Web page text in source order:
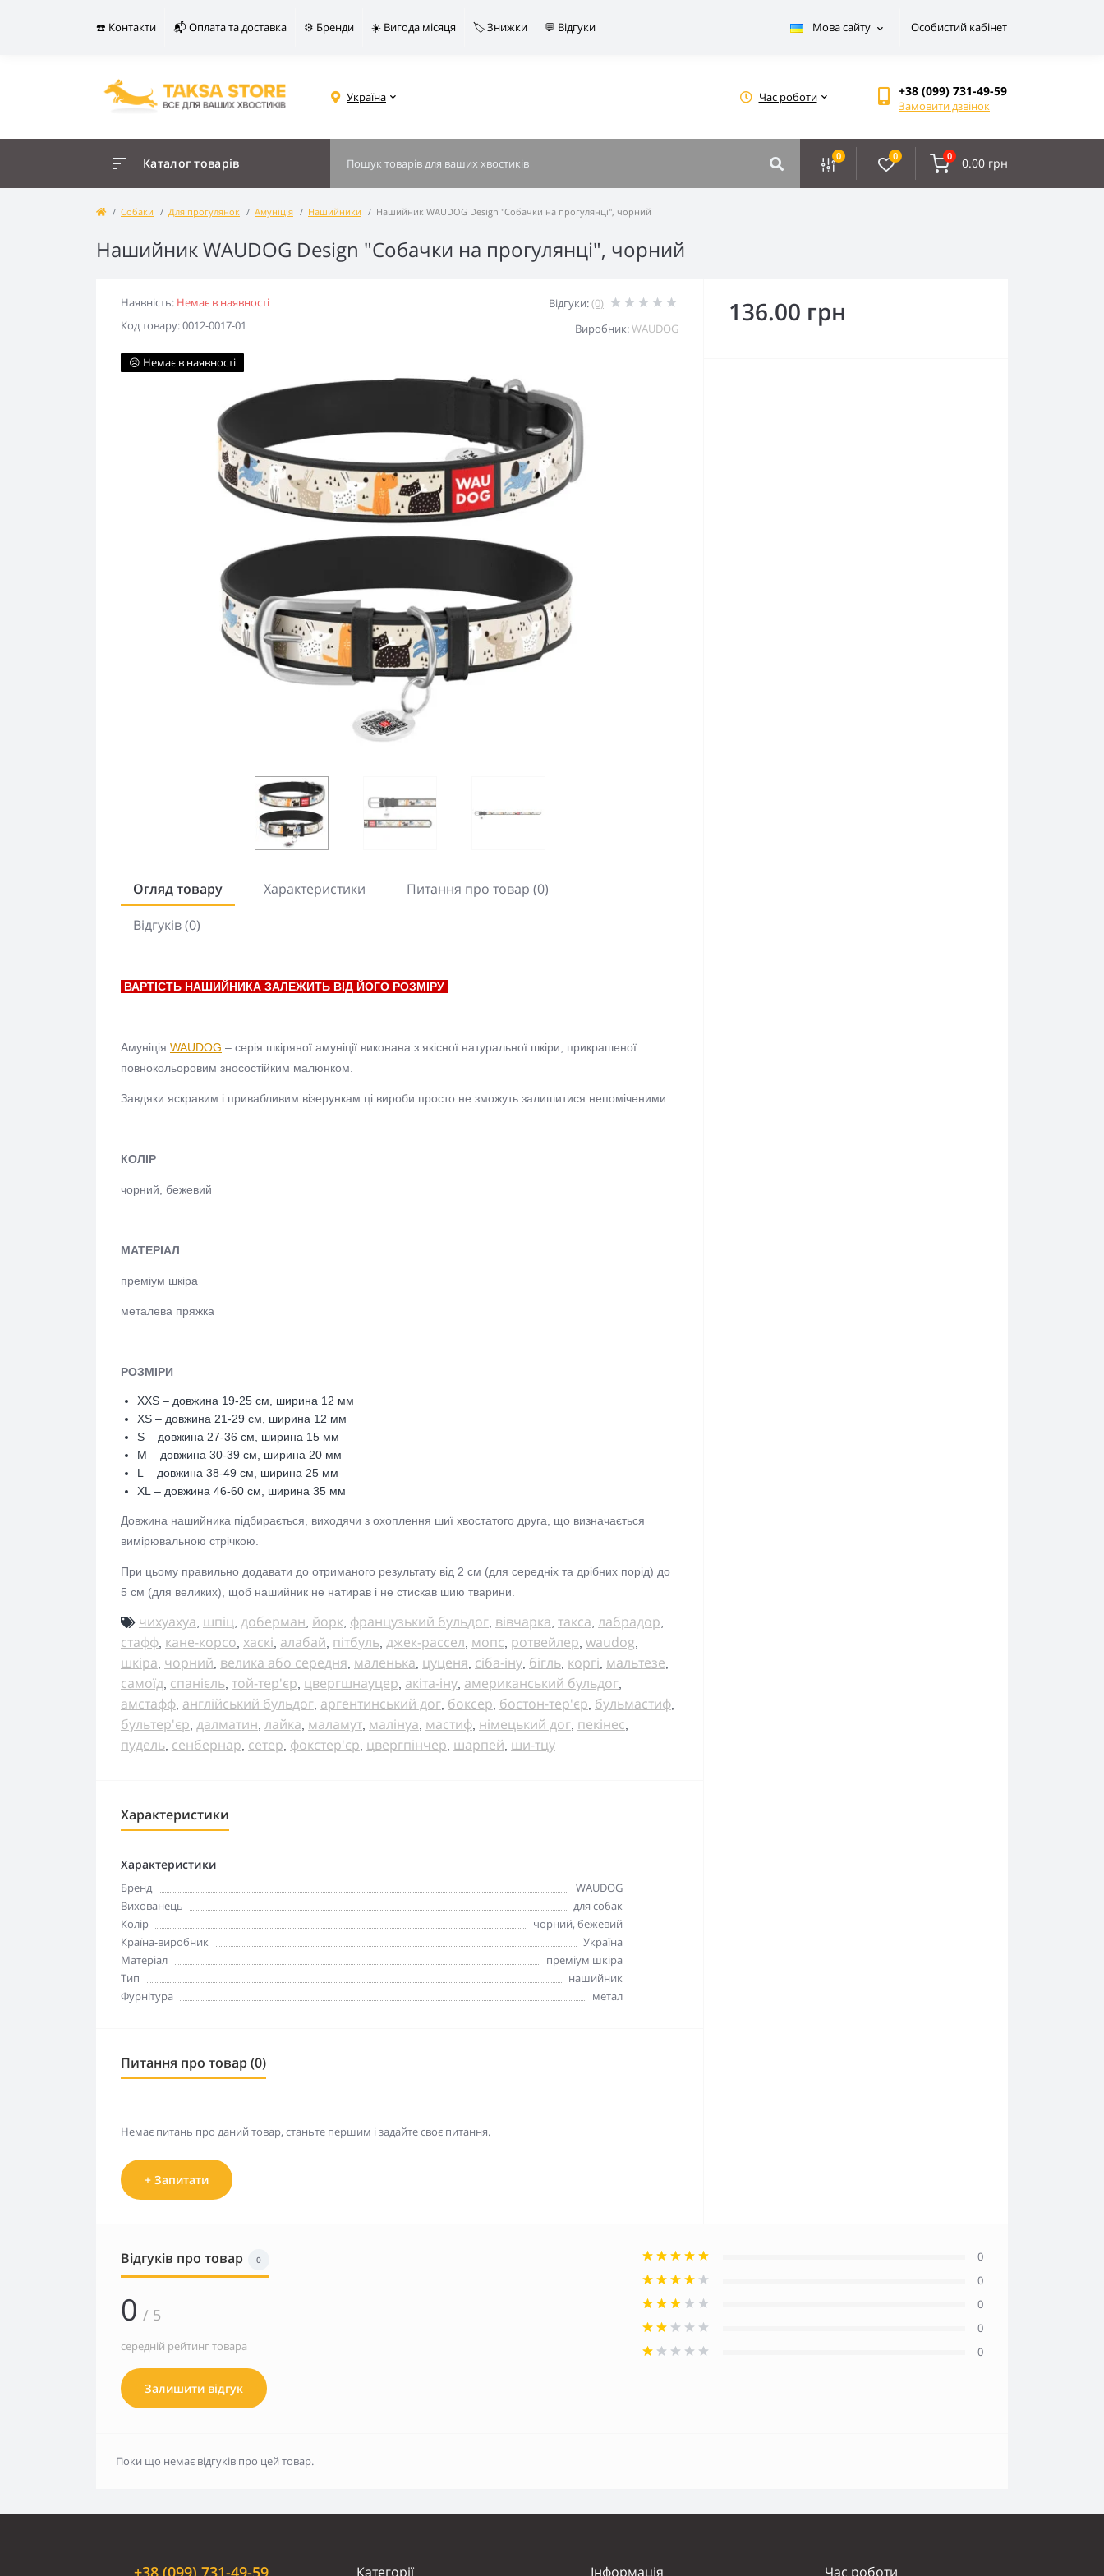
☎️ Контакти 📬 Оплата та доставка ⚙️ Бренди ☀️ Вигода місяця 🏷️ Знижки 💬 Відгуки Мова сайту Особистий кабінет
Україна Час роботи +38 (099) 731-49-59
Замовити дзвінок
Каталог товарів 0 0 0 0.00 грн
Собаки Для прогулянок Амуніція Нашийники Нашийник WAUDOG Design "Собачки на прогулянці", чорний
Нашийник WAUDOG Design "Собачки на прогулянці", чорний
Наявність: Немає в наявності
Код товару: 0012-0017-01
Відгуки:(0)
Виробник:WAUDOG
😢 Немає в наявності
Огляд товару Характеристики
Питання про товар (0)
Відгуків (0)
ВАРТІСТЬ НАШИЙНИКА ЗАЛЕЖИТЬ ВІД ЙОГО РОЗМІРУ
Амуніція WAUDOG – серія шкіряної амуніції виконана з якісної натуральної шкіри, прикрашеної
повнокольоровим зносостійким малюнком.
Завдяки яскравим і привабливим візерункам ці вироби просто не зможуть залишитися непоміченими.
КОЛІР
чорний, бежевий
МАТЕРІАЛ
преміум шкіра
металева пряжка
РОЗМІРИ
XXS – довжина 19-25 см, ширина 12 мм
XS – довжина 21-29 см, ширина 12 мм
S – довжина 27-36 см, ширина 15 мм
M – довжина 30-39 см, ширина 20 мм
L – довжина 38-49 см, ширина 25 мм
XL – довжина 46-60 см, ширина 35 мм
Довжина нашийника підбирається, виходячи з охоплення шиї хвостатого друга, що визначається
вимірювальною стрічкою.
При цьому правильно додавати до отриманого результату від 2 см (для середніх та дрібних порід) до
5 см (для великих), щоб нашийник не натирав і не стискав шию тварини.
чихуахуа шпіц доберман йорк французький бульдог вівчарка такса лабрадор
стафф кане-корсо хаскі алабай пітбуль джек-рассел мопс ротвейлер waudog
шкіра чорний велика або середня маленька цуценя сіба-іну бігль коргі мальтезе
самоїд спанієль той-тер'єр цвергшнауцер акіта-іну американський бульдог
амстафф англійський бульдог аргентинський дог боксер бостон-тер'єр бульмастиф
бультер'єр далматин лайка маламут малінуа мастиф німецький дог пекінес
пудель сенбернар сетер фокстер'єр цвергпінчер шарпей ши-тцу
Характеристики
Характеристики
Бренд
WAUDOG
Вихованець
для собак
Колір
чорний, бежевий
Країна-виробник
Україна
Матеріал
преміум шкіра
Тип
нашийник
Фурнітура
метал
Питання про товар (0)
Немає питань про даний товар, станьте першим і задайте своє питання.
+ Запитати
136.00 грн
Відгуків про товар 0
0 / 5
середній рейтинг товара
Залишити відгук
0
0
0
0
0
Поки що немає відгуків про цей товар.
+38 (099) 731-49-59 Категорії Інформація Час роботи